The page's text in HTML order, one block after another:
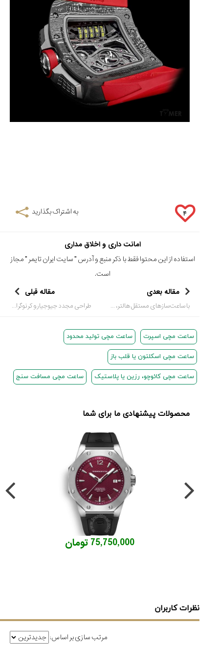
۴ به اشتراک بگذارید
امانت داری و اخلاق مداری
استفاده از این محتوا فقط با ذکر منبع و آدرس "سایت ایران تایمر " مجاز
است.
مقاله بعدی
با ساعت‌سازهای مستقل هالتر، بالورد چایکین و بکسی در سنگاپور آشنا شوید
مقاله قبلی
طراحی مجدد جیوجیارو کرنوگراف سیکو (Seiko Giugiaro)
ساعت مچی اسپرت ساعت مچی تولید محدود
ساعت مچی اسکلتون یا قلب باز
ساعت مچی کائوچو، رزین یا پلاستیک ساعت مچی مسافت سنج
محصولات پیشنهادی ما برای شما
75,750,000 تومان
نظرات کاربران
مرتب سازی بر اساس: